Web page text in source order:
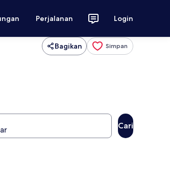
Perjalanan Login
Bagikan Simpan
Cari